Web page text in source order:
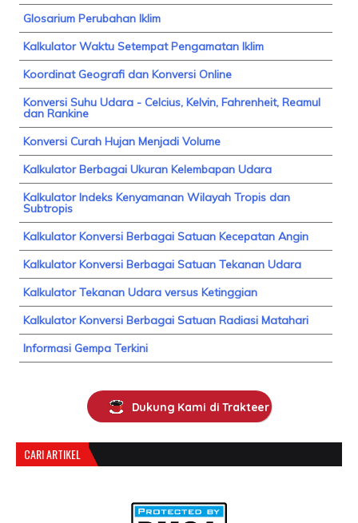
Glosarium Perubahan Iklim
Kalkulator Waktu Setempat Pengamatan Iklim
Koordinat Geografi dan Konversi Online
Konversi Suhu Udara - Celcius, Kelvin, Fahrenheit, Reamul
dan Rankine
Konversi Curah Hujan Menjadi Volume
Kalkulator Berbagai Ukuran Kelembapan Udara
Kalkulator Indeks Kenyamanan Wilayah Tropis dan
Subtropis
Kalkulator Konversi Berbagai Satuan Kecepatan Angin
Kalkulator Konversi Berbagai Satuan Tekanan Udara
Kalkulator Tekanan Udara versus Ketinggian
Kalkulator Konversi Berbagai Satuan Radiasi Matahari
Informasi Gempa Terkini
Dukung Kami di Trakteer
CARI ARTIKEL